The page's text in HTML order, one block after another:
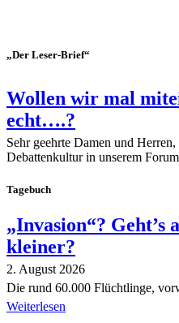
„Der Leser-Brief“
Wollen wir mal
echt….?
Sehr geehrte Damen und
Debattenkultur in unserem
Tagebuch
„Invasion“? Geht’s
kleiner?
2. August 2026
Die rund 60.000 Flüchtlinge,
Weiterlesen